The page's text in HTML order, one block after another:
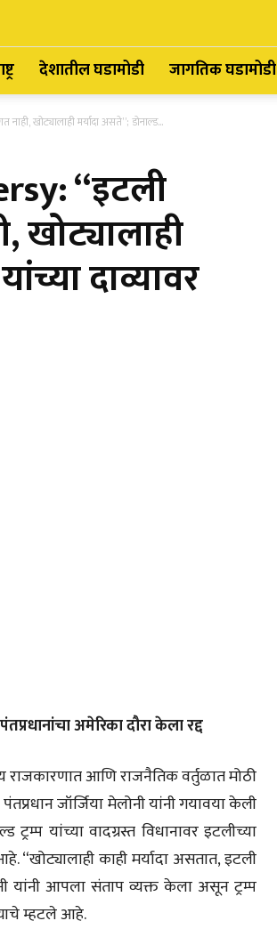
देशातील घडामोडी जागतिक घडामोडी
खोट्यालाही मर्यादा असते”; डोनाल्ड...
“इटली
खोट्यालाही
दाव्यावर
अमेरिका दौरा केला रद्द
आणि राजनैतिक वर्तुळात मोठी
जॉर्जिया मेलोनी यांनी गयावया केली
यांच्या वादग्रस्त विधानावर इटलीच्या
“खोट्यालाही काही मर्यादा असतात, इटली
यांनी आपला संताप व्यक्त केला असून ट्रम्प
म्हटले आहे.